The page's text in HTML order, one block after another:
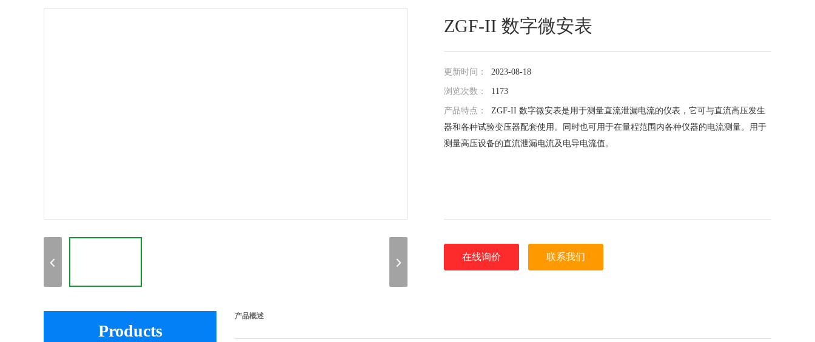
ZGF-II 数字微安表
更新时间： 2023-08-18
浏览次数： 1173
产品特点： ZGF-II 数字微安表是用于测量直流泄漏电流的仪表，它可与直流高压发生
器和各种试验变压器配套使用。同时也可用于在量程范围内各种仪器的电流测量。用于
测量高压设备的直流泄漏电流及电导电流值。
在线询价 联系我们
Products
产品概述